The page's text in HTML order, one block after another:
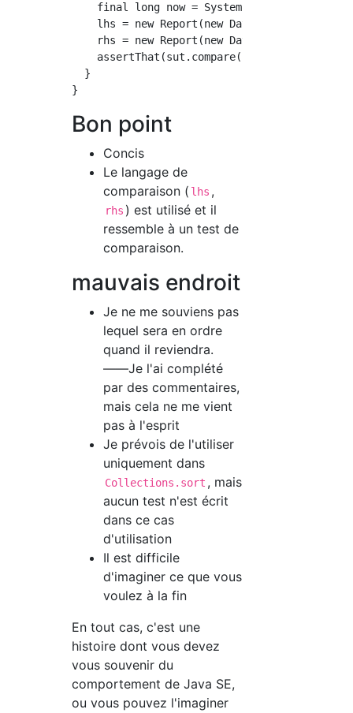
final long now =
    lhs = new Report(new Date(now));
rhs = new Report(new Date(now + 24 * 60
assertThat(sut.compare(lhs, rhs),
  }
Bon point
Concis
Le langage de
comparaison ( lhs ,
rhs ) est utilisé et il
ressemble à un test de
comparaison.
mauvais endroit
Je ne me souviens pas
lequel sera en ordre
quand il reviendra.
――Je l'ai complété
par des commentaires,
mais cela ne me vient
pas à l'esprit
Je prévois de l'utiliser
uniquement dans
Collections.sort , mais
aucun test n'est écrit
dans ce cas
d'utilisation
Il est difficile
d'imaginer ce que vous
voulez à la fin
En tout cas, c'est une
histoire dont vous devez
vous souvenir du
comportement de Java SE,
ou vous pouvez l'imaginer